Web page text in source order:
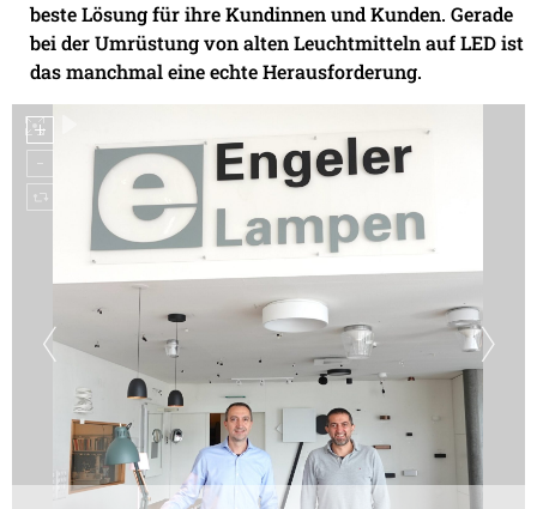
beste Lösung für ihre Kundinnen und Kunden. Gerade
bei der Umrüstung von alten Leuchtmitteln auf LED ist
das manchmal eine echte Herausforderung.